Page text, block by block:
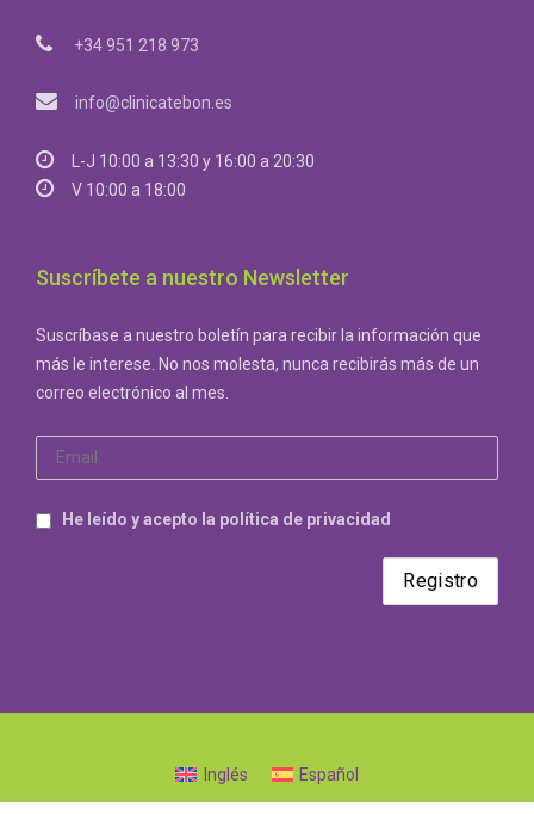
+34 951 218 973
info@clinicatebon.es
L-J 10:00 a 13:30 y 16:00 a 20:30
V 10:00 a 18:00
Suscríbete a nuestro Newsletter
Suscríbase a nuestro boletín para recibir la información que
más le interese. No nos molesta, nunca recibirás más de un
correo electrónico al mes.
He leído y acepto la política de privacidad
Inglés Español